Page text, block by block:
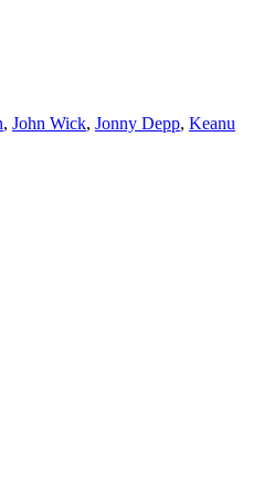
, John Wick, Jonny Depp, Keanu